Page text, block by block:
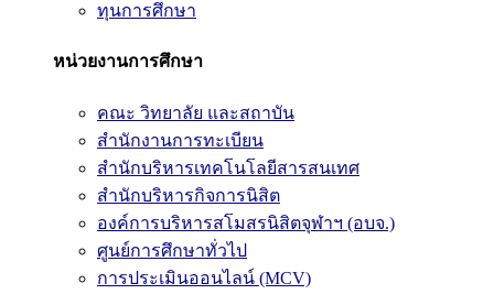
ทุนการศึกษา
หน่วยงานการศึกษา
คณะ วิทยาลัย และสถาบัน
สำนักงานการทะเบียน
สำนักบริหารเทคโนโลยีสารสนเทศ
สำนักบริหารกิจการนิสิต
องค์การบริหารสโมสรนิสิตจุฬาฯ (อบจ.)
ศูนย์การศึกษาทั่วไป
การประเมินออนไลน์ (MCV)